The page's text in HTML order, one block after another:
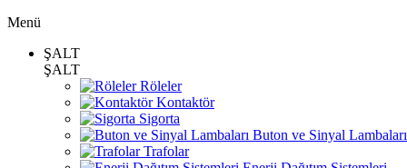
Menü
ŞALT
ŞALT
Röleler
Kontaktör
Sigorta
Buton ve Sinyal Lambaları
Trafolar